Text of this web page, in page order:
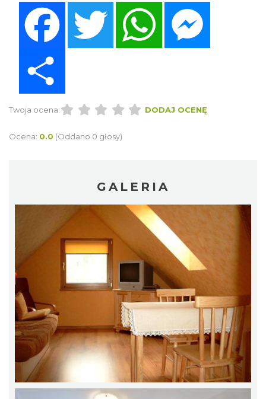
Twitter WhatsApp
Twoja ocena: DODAJ OCENĘ
Ocena: 0.0 (Oddano 0 głosy)
GALERIA